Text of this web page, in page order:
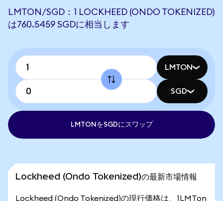
LMTON/SGD：1 LOCKHEED (ONDO TOKENIZED)
は760.5459 SGDに相当します
LMTON
SGD
LMTONをSGDにスワップ
Lockheed (Ondo Tokenized)の最新市場情報
Lockheed (Ondo Tokenized)の現行価格は、1LMTon